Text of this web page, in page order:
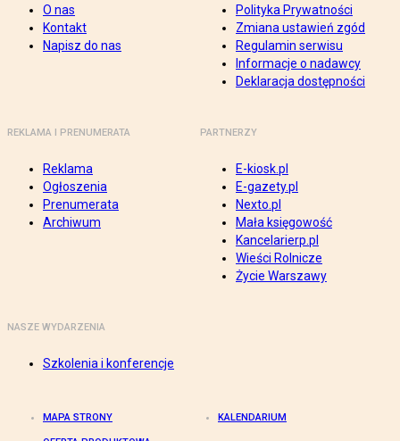
O nas
Kontakt
Napisz do nas
Polityka Prywatności
Zmiana ustawień zgód
Regulamin serwisu
Informacje o nadawcy
Deklaracja dostępności
REKLAMA I PRENUMERATA
Reklama
Ogłoszenia
Prenumerata
Archiwum
PARTNERZY
E-kiosk.pl
E-gazety.pl
Nexto.pl
Mała księgowość
Kancelarierp.pl
Wieści Rolnicze
Życie Warszawy
NASZE WYDARZENIA
Szkolenia i konferencje
MAPA STRONY KALENDARIUM